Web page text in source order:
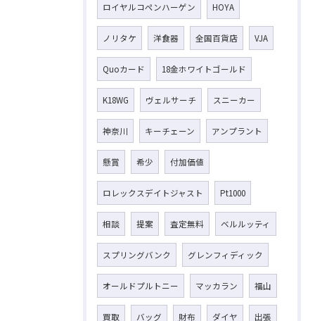
ロイヤルコペンハーゲン HOYA
ノリタケ 洋食器 全国百貨店 VJA
Quoカード 18金ホワイトゴールド
K18WG ヴェルサーチ スニーカー
神奈川 キーチェーン アンプラント
懸賞 希少 付加価値
ロレックスデイトジャスト Pt1000
相談 提案 査定無料 ベルルッティ
スプリングバンク グレンフィディック
オールドプルトニー マッカラン 福山
買取 バッグ 財布 ダイヤ 出張